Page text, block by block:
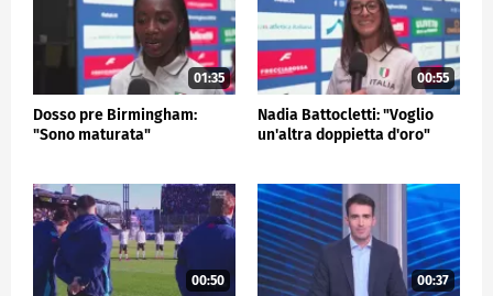
01:35
Dosso pre Birmingham:
"Sono maturata"
00:55
Nadia Battocletti: "Voglio
un'altra doppietta d'oro"
00:50 00:37